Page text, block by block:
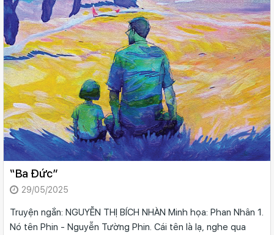
“Ba Đức”
29/05/2025
Truyện ngắn: NGUYỄN THỊ BÍCH NHÀN Minh họa: Phan Nhân 1.
Nó tên Phin - Nguyễn Tường Phin. Cái tên là lạ, nghe qua